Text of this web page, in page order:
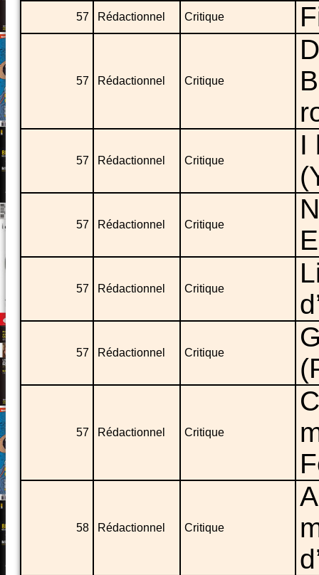
57 Rédactionnel Critique
57 Rédactionnel Critique
57 Rédactionnel Critique
I
57 Rédactionnel Critique
57 Rédactionnel Critique
57 Rédactionnel Critique
57 Rédactionnel Critique
58 Rédactionnel Critique